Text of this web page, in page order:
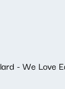
- We Love